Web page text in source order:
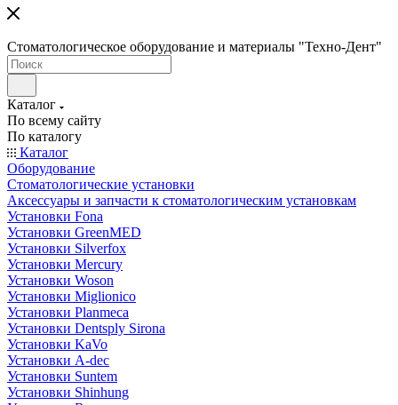
Стоматологическое оборудование и материалы "Техно-Дент"
Каталог
По всему сайту
По каталогу
Каталог
Оборудование
Стоматологические установки
Аксессуары и запчасти к стоматологическим установкам
Установки Fona
Установки GreenMED
Установки Silverfox
Установки Mercury
Установки Woson
Установки Miglionico
Установки Planmeca
Установки Dentsply Sirona
Установки KaVo
Установки A-dec
Установки Suntem
Установки Shinhung